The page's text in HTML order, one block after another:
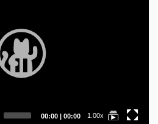
Current
00:00 | Total
00:00 1.00x